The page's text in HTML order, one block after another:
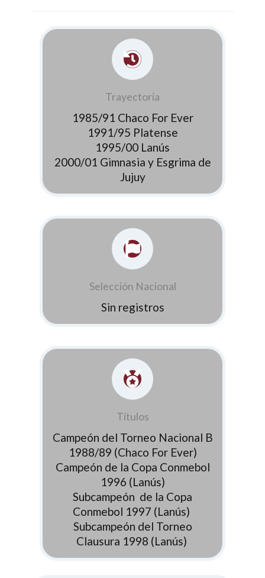
Trayectoria
1985/91 Chaco For Ever
1991/95 Platense
1995/00 Lanús
2000/01 Gimnasia y Esgrima de
Jujuy
Selección Nacional
Sin registros
Títulos
Campeón del Torneo Nacional B
1988/89 (Chaco For Ever)
Campeón de la Copa Conmebol
1996 (Lanús)
Subcampeón de la Copa
Conmebol 1997 (Lanús)
Subcampeón del Torneo
Clausura 1998 (Lanús)